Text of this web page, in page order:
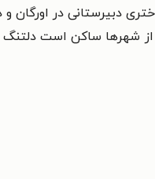
دبیرستانی در اورگان
از شهرها ساکن است